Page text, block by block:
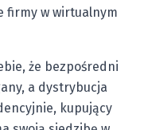
firmy w wirtualnym
że bezpośredni
a dystrybucja
kupujący